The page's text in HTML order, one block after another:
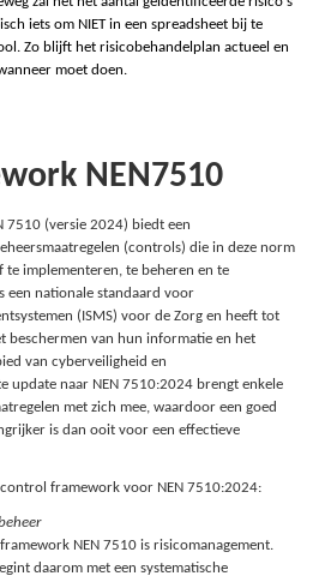
iets om NIET in een spreadsheet bij te
Zo blijft het risicobehandelplan actueel en
moet doen.
NEN7510
7510 (versie 2024) biedt een
(controls) die in deze norm
implementeren, te beheren en te
een nationale standaard voor
(ISMS) voor de Zorg en heeft tot
beschermen van hun informatie en het
van cyberveiligheid en
update naar NEN 7510:2024 brengt enkele
met zich mee, waardoor een goed
is dan ooit voor een effectieve
framework voor NEN 7510:2024:
NEN 7510 is risicomanagement.
daarom met een systematische